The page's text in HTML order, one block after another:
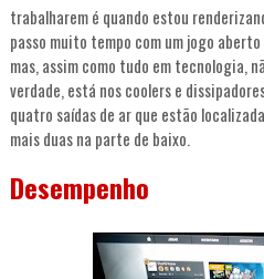
trabalharem é quando estou
passo muito tempo com um jogo
mas, assim como tudo em tecnologia,
verdade, está nos coolers e
quatro saídas de ar que estão
mais duas na parte de baixo.
Desempenho